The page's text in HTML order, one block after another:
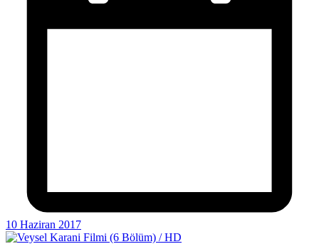
10 Haziran 2017